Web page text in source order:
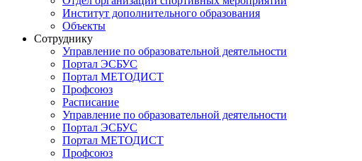
Институт дополнительного образования
Объекты
Сотруднику
Управление по образовательной деятельности
Портал ЭСБУС
Портал МЕТОДИСТ
Профсоюз
Расписание
Управление по образовательной деятельности
Портал ЭСБУС
Портал МЕТОДИСТ
Профсоюз